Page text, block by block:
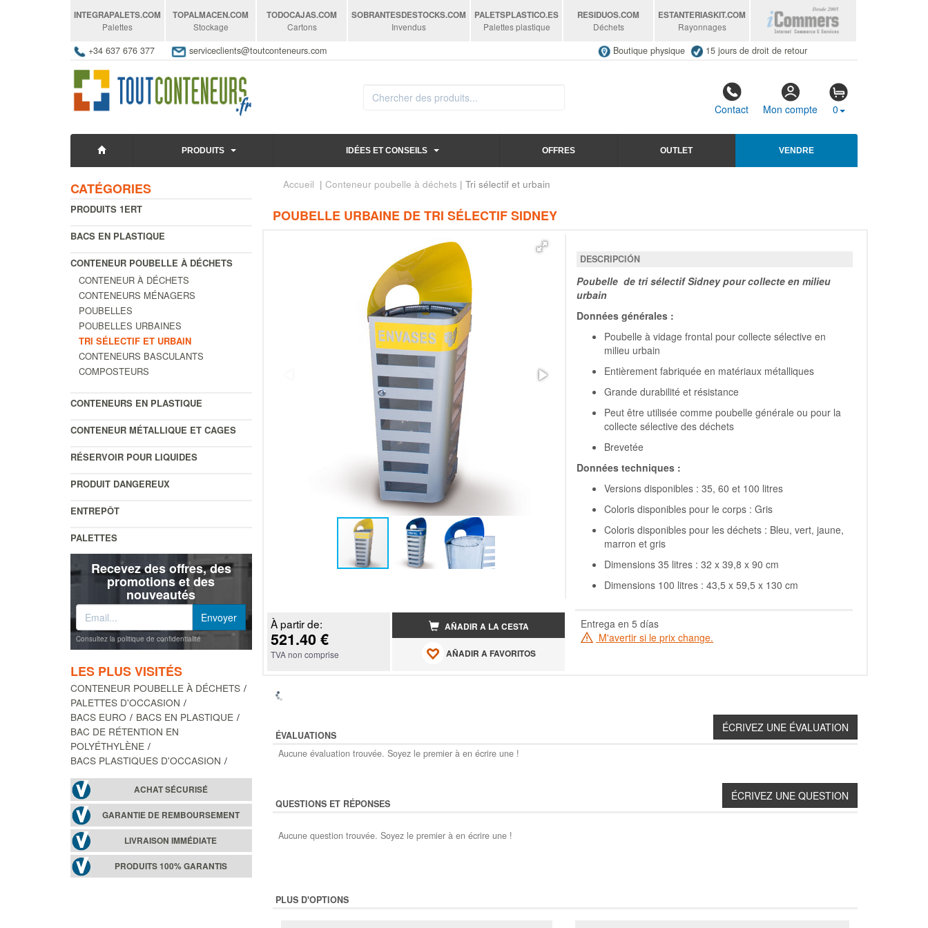
INTEGRAPALETS.COM
Palettes
TOPALMACEN.COM
Stockage
TODOCAJAS.COM
Cartons
SOBRANTESDESTOCKS.COM
Invendus
PALETSPLASTICO.ES
Palettes plastique
RESIDUOS.COM
Déchets
ESTANTERIASKIT.COM
Rayonnages
+34 637 676 377 serviceclients@toutconteneurs.com Boutique physique 15 jours de droit de retour
Contact Mon compte 0
PRODUITS IDÉES ET CONSEILS OFFRES OUTLET VENDRE
CATÉGORIES
PRODUITS 1ERT
BACS EN PLASTIQUE
CONTENEUR POUBELLE À DÉCHETS
CONTENEUR À DÉCHETS
CONTENEURS MÉNAGERS
POUBELLES
POUBELLES URBAINES
TRI SÉLECTIF ET URBAIN
CONTENEURS BASCULANTS
COMPOSTEURS
CONTENEURS EN PLASTIQUE
CONTENEUR MÉTALLIQUE ET CAGES
RÉSERVOIR POUR LIQUIDES
PRODUIT DANGEREUX
ENTREPÔT
PALETTES
Recevez des offres, des
promotions et des
nouveautés
Consultez la politique de confidentialité
LES PLUS VISITÉS
CONTENEUR POUBELLE À DÉCHETS
PALETTES D'OCCASION
BACS EURO
BACS EN PLASTIQUE
BAC DE RÉTENTION EN
POLYÉTHYLÈNE
BACS PLASTIQUES D'OCCASION
ACHAT SÉCURISÉ
GARANTIE DE REMBOURSEMENT
LIVRAISON IMMÉDIATE
PRODUITS 100% GARANTIS
Accueil | Conteneur poubelle à déchets | Tri sélectif et urbain
POUBELLE URBAINE DE TRI SÉLECTIF SIDNEY
DESCRIPCIÓN
Poubelle de tri sélectif Sidney pour collecte en milieu
urbain
Données générales :
Poubelle à vidage frontal pour collecte sélective en
milieu urbain
Entièrement fabriquée en matériaux métalliques
Grande durabilité et résistance
Peut être utilisée comme poubelle générale ou pour la
collecte sélective des déchets
Brevetée
Données techniques :
Versions disponibles : 35, 60 et 100 litres
Coloris disponibles pour le corps : Gris
Coloris disponibles pour les déchets : Bleu, vert, jaune,
marron et gris
Dimensions 35 litres : 32 x 39,8 x 90 cm
Dimensions 100 litres : 43,5 x 59,5 x 130 cm
À partir de:
521.40 €
TVA non comprise
AÑADIR A LA CESTA
AÑADIR A FAVORITOS
Entrega en 5 días
M'avertir si le prix change.
ÉVALUATIONS
Aucune évaluation trouvée. Soyez le premier à en écrire une !
QUESTIONS ET RÉPONSES
Aucune question trouvée. Soyez le premier à en écrire une !
PLUS D'OPTIONS